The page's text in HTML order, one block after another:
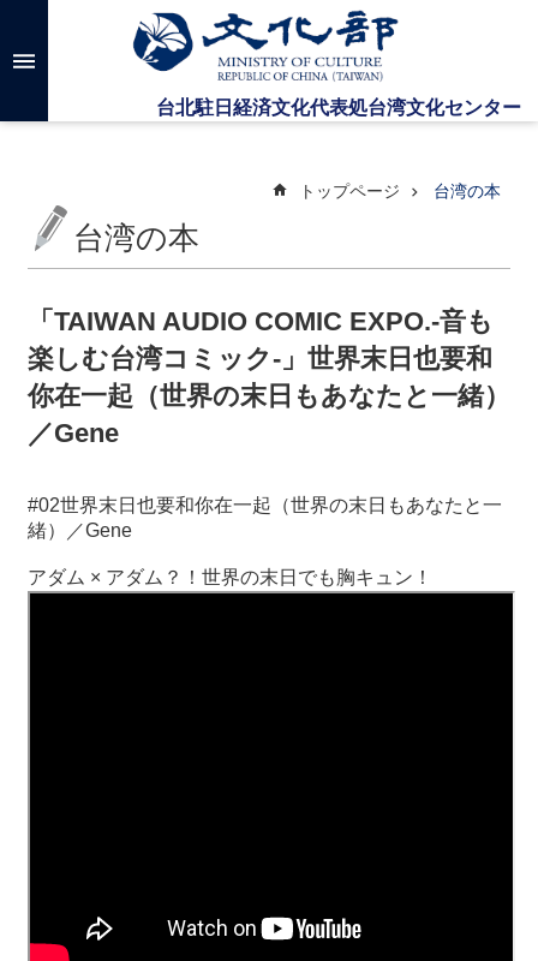
メインのコンテンツブロックにジャンプします
高
検
台
セ
ン
タ
ー
い
て
最
台
トップページ 台湾の本
台湾の本
「TAIWAN AUDIO COMIC EXPO.‐音も
楽しむ台湾コミック‐」世界末日也要和
你在一起（世界の末日もあなたと一緒）
／Gene
#02世界末日也要和你在一起（世界の末日もあなたと一
緒）／Gene
アダム × アダム？！世界の末日でも胸キュン！